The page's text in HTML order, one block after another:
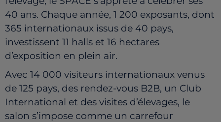
40 ans. Chaque année, 1 200 exposants, dont
365 internationaux issus de 40 pays,
investissent 11 halls et 16 hectares
d’exposition en plein air.
Avec 14 000 visiteurs internationaux venus
de 125 pays, des rendez-vous B2B, un Club
International et des visites d’élevages, le
salon s’impose comme un carrefour